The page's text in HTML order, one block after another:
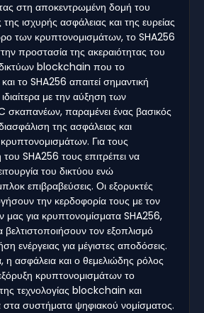
στη αποκεντρωμένη δομή του
ισχυρής ασφάλειας και της ευρείας
των κρυπτονομισμάτων, το SHA256
προστασία της ακεραιότητας του
blockchain που το
το SHA256 απαιτεί σημαντική
με την αύξηση των
σκαπανέων, παραμένει ένας βασικός
της ασφάλειας και
Για τους
SHA256 τους επιτρέπει να
του δικτύου ενώ
επιβραβεύσεις. Οι εξορυκτές
την κερδοφορία τους με τον
μας για κρυπτονομίσματα SHA256,
τον εξοπλισμό
ενέργειας για μέγιστες αποδόσεις.
η ασφάλεια και ο θεμελιώδης ρόλος
κρυπτονομισμάτων το
τεχνολογίας blockchain και
στα συστήματα ψηφιακού νομίσματος.